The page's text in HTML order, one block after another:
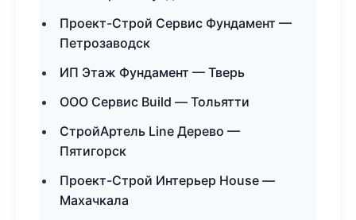
Проект-Строй Сервис Фундамент —
Петрозаводск
ИП Этаж Фундамент — Тверь
ООО Сервис Build — Тольятти
СтройАртель Line Дерево —
Пятигорск
Проект-Строй Интерьер House —
Махачкала